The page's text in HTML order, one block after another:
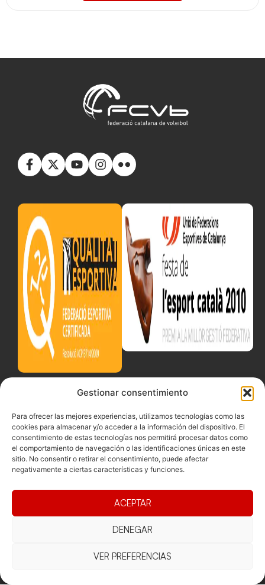
Gestionar consentimiento
Para ofrecer las mejores experiencias, utilizamos tecnologías como las
cookies para almacenar y/o acceder a la información del dispositivo. El
consentimiento de estas tecnologías nos permitirá procesar datos como
el comportamiento de navegación o las identificaciones únicas en este
sitio. No consentir o retirar el consentimiento, puede afectar
negativamente a ciertas características y funciones.
ACEPTAR
DENEGAR
VER PREFERENCIAS